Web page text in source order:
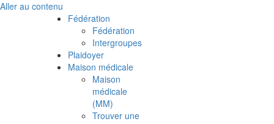
Aller au contenu
Fédération
Fédération
Intergroupes
Plaidoyer
Maison médicale
Maison
médicale
(MM)
Trouver une